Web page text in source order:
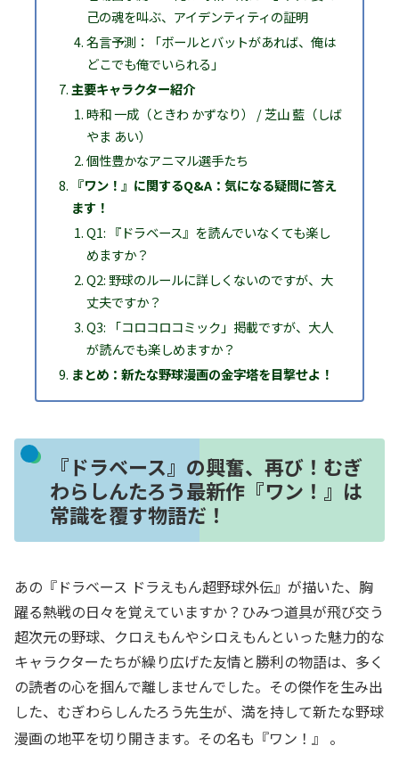
己の魂を叫ぶ、アイデンティティの証明
名言予測：「ボールとバットがあれば、俺は
どこでも俺でいられる」
主要キャラクター紹介
時和 一成（ときわ かずなり） / 芝山 藍（しば
やま あい）
個性豊かなアニマル選手たち
『ワン！』に関するQ&A：気になる疑問に答え
ます！
Q1: 『ドラベース』を読んでいなくても楽し
めますか？
Q2: 野球のルールに詳しくないのですが、大
丈夫ですか？
Q3: 「コロコロコミック」掲載ですが、大人
が読んでも楽しめますか？
まとめ：新たな野球漫画の金字塔を目撃せよ！
『ドラベース』の興奮、再び！むぎ
わらしんたろう最新作『ワン！』は
常識を覆す物語だ！
あの『ドラベース ドラえもん超野球外伝』が描いた、胸
躍る熱戦の日々を覚えていますか？ひみつ道具が飛び交う
超次元の野球、クロえもんやシロえもんといった魅力的な
キャラクターたちが繰り広げた友情と勝利の物語は、多く
の読者の心を掴んで離しませんでした。その傑作を生み出
した、むぎわらしんたろう先生が、満を持して新たな野球
漫画の地平を切り開きます。その名も『ワン！』 。